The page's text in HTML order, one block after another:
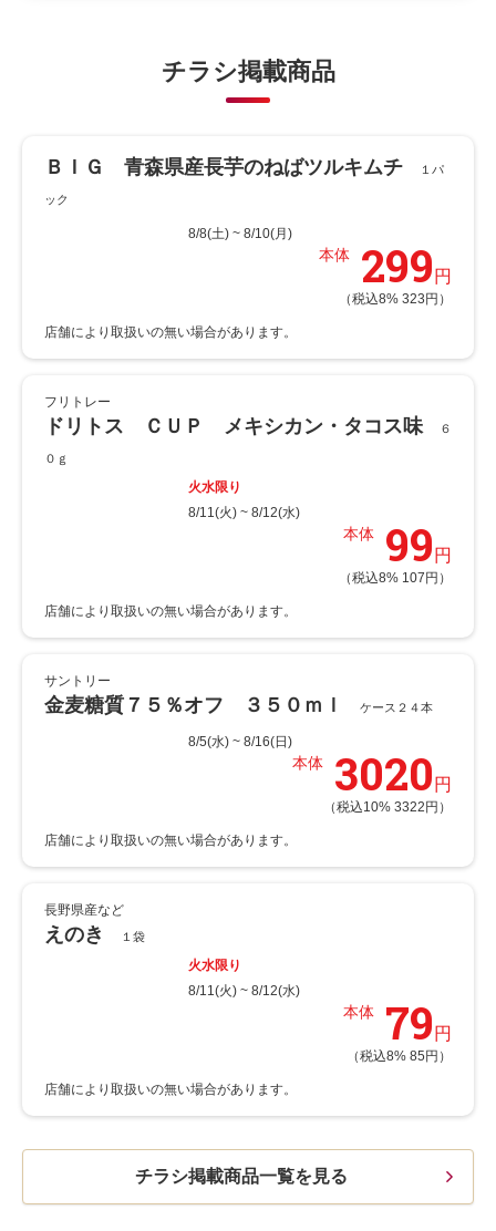
チラシ掲載商品
ＢＩＧ 青森県産長芋のねばツルキムチ １パ
ック
8/8(土) ~ 8/10(月)
本体 299 円
（税込8% 323円）
フリトレー
ドリトス ＣＵＰ メキシカン・タコス味 ６
０ｇ
火水限り
8/11(火) ~ 8/12(水)
本体 99 円
（税込8% 107円）
サントリー
金麦糖質７５％オフ ３５０ｍｌ ケース２４本
8/5(水) ~ 8/16(日)
本体 3020 円
（税込10% 3322円）
長野県産など
えのき １袋
火水限り
8/11(火) ~ 8/12(水)
本体 79 円
（税込8% 85円）
チラシ掲載商品一覧を見る